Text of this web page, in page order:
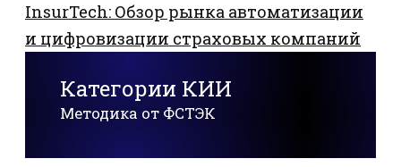
InsurTech: Обзор рынка автоматизации
и цифровизации страховых компаний
Категории КИИ
Методика от ФСТЭК